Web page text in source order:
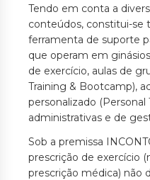
Tendo em conta a
conteúdos, constitui-
ferramenta de suporte
que operam em
de exercício, aulas de
Training & Bootcamp),
personalizado (Personal
administrativas e de
Sob a premissa
prescrição de exercício
prescrição médica) não